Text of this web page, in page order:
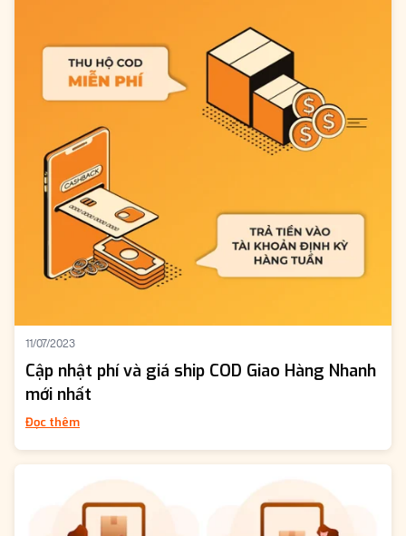
11/07/2023
Cập nhật phí và giá ship COD Giao Hàng Nhanh
mới nhất
Đọc thêm